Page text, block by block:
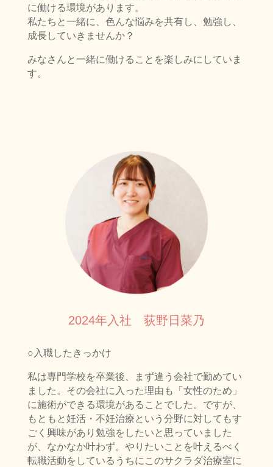
に働ける環境があります。
私たちと一緒に、色んな悩みを共有し、勉強し、
成長していきませんか？
みなさんと一緒に働けることを楽しみにしていま
す。
2024年入社 荻野日菜乃
○入職したきっかけ
私は専門学校を卒業後、まず違う会社で勤めてい
ました。その会社に入った理由も「女性のため」
に施術ができる環境があることでした。ですが、
もともと妊活・不妊治療という分野に対してもす
ごく興味があり勉強をしたいと思っていました
が、なかなか叶わず。やりたいことを叶えるべく
転職活動をしているうちにこのサクラダ治療室に